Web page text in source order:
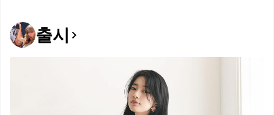
출시